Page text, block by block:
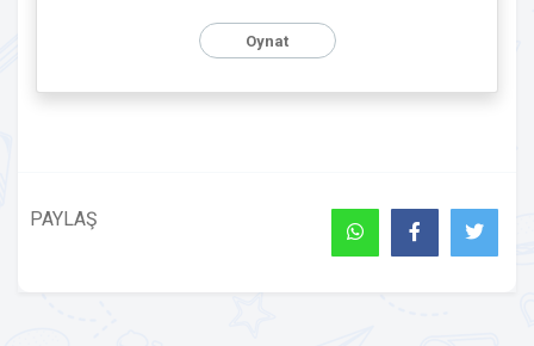
Oynat
PAYLAŞ